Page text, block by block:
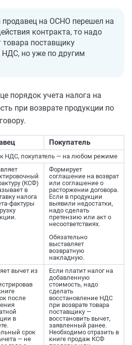
продавец на ОСНО перешел на
контракта, то надо
товара поставщику
НДС, но уже по другим
порядок учета налога на
при возврате продукции по
Покупатель
НДС, покупатель — на любом режиме
(КСФ)
в
налога
фактуры
Формирует
соглашение на возврат
или соглашение о
расторжении договора.
Если в продукции
выявили недостатки,
надо сделать
претензию или акт о
несоответствиях.
Обязательно
выставляет
возвратную
накладную.
вычет из
после
в
срок
— не
Если платит налог на
добавленную
стоимость, надо
сделать
восстановление НДС
при возврате товара
поставщику —
восстановить вычет,
заявленный ранее.
Необходимо отразить в
книге продаж КСФ